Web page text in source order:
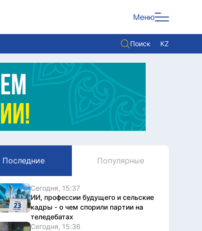
Меню
Поиск KZ
Политика
Экономика
Культура
Служба Комплаенс
Служу стране
Последние Популярные
Сегодня, 15:37
ИИ, профессии будущего и сельские
кадры - о чем спорили партии на
теледебатах
Сегодня, 15:36